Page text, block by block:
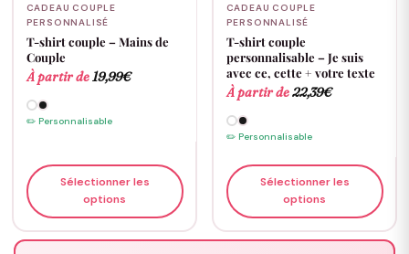
CADEAU COUPLE
PERSONNALISÉ
T-shirt couple – Mains de
Couple
À partir de 19,99€
✏️ Personnalisable
Sélectionner les
options
CADEAU COUPLE
PERSONNALISÉ
T-shirt couple
personnalisable – Je suis
avec ce, cette + votre texte
À partir de22,39€
✏️ Personnalisable
Sélectionner les
options